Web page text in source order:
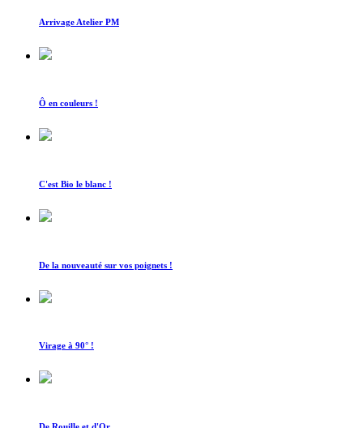
Arrivage Atelier PM
Ô en couleurs !
C'est Bio le blanc !
De la nouveauté sur vos poignets !
Virage à 90° !